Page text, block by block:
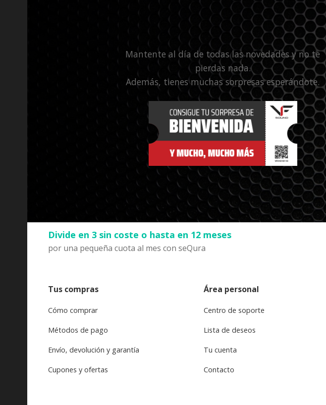
Mantente al día de todas las novedades y no te
pierdas nada.
Además, tienes muchas sorpresas esperándote.
Divide en 3 sin coste o hasta en 12 meses
por una pequeña cuota al mes con seQura
Tus compras
Cómo comprar
Métodos de pago
Envío, devolución y garantía
Cupones y ofertas
Área personal
Centro de soporte
Lista de deseos
Tu cuenta
Contacto